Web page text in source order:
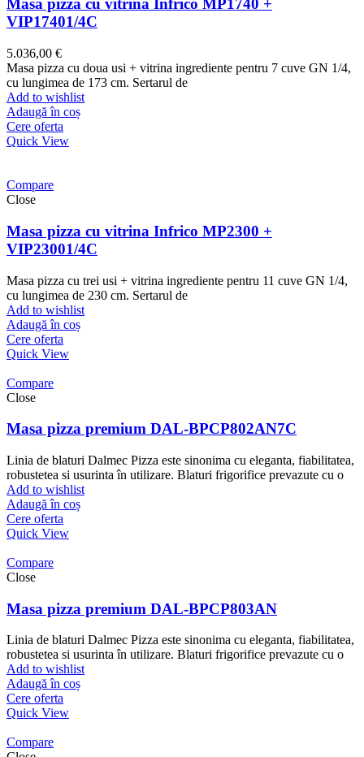
Masa pizza cu vitrina Infrico MP1740 +
VIP17401/4C
5.036,00 €
Masa pizza cu doua usi + vitrina ingrediente pentru 7 cuve GN 1/4,
cu lungimea de 173 cm. Sertarul de
Add to wishlist
Adaugă în coș
Cere oferta
Quick View
Compare
Close
Masa pizza cu vitrina Infrico MP2300 +
VIP23001/4C
Masa pizza cu trei usi + vitrina ingrediente pentru 11 cuve GN 1/4,
cu lungimea de 230 cm. Sertarul de
Add to wishlist
Adaugă în coș
Cere oferta
Quick View
Compare
Close
Masa pizza premium DAL-BPCP802AN7C
Linia de blaturi Dalmec Pizza este sinonima cu eleganta, fiabilitatea,
robustetea si usurinta în utilizare. Blaturi frigorifice prevazute cu o
Add to wishlist
Adaugă în coș
Cere oferta
Quick View
Compare
Close
Masa pizza premium DAL-BPCP803AN
Linia de blaturi Dalmec Pizza este sinonima cu eleganta, fiabilitatea,
robustetea si usurinta în utilizare. Blaturi frigorifice prevazute cu o
Add to wishlist
Adaugă în coș
Cere oferta
Quick View
Compare